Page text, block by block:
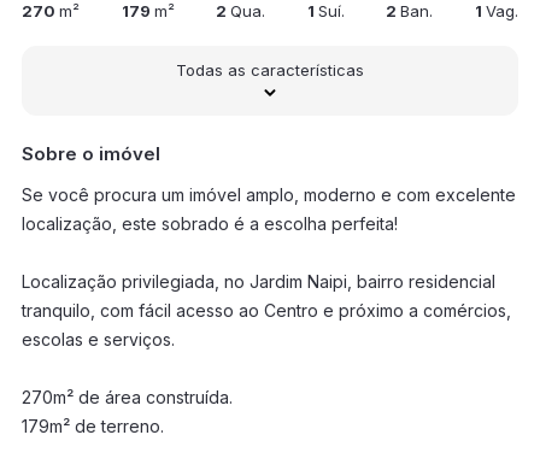
270 m² 179 m² 2Qua. 1 Suí. 2Ban. 1Vag.
Todas as características
Sobre o imóvel
Se você procura um imóvel amplo, moderno e com excelente
localização, este sobrado é a escolha perfeita!
Localização privilegiada, no Jardim Naipi, bairro residencial
tranquilo, com fácil acesso ao Centro e próximo a comércios,
escolas e serviços.
270m² de área construída.
179m² de terreno.